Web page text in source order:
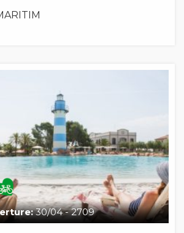
30/04 - 2709